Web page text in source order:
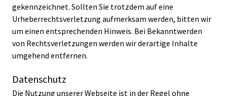
gekennzeichnet. Sollten Sie trotzdem auf eine
Urheberrechtsverletzung aufmerksam werden, bitten wir
um einen entsprechenden Hinweis. Bei Bekanntwerden
von Rechtsverletzungen werden wir derartige Inhalte
umgehend entfernen.
Datenschutz
Die Nutzung unserer Webseite ist in der Regel ohne